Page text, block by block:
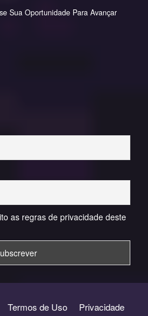
Sua Oportunidade Para Avançar
as regras de privacidade deste
Termos de Uso Privacidade